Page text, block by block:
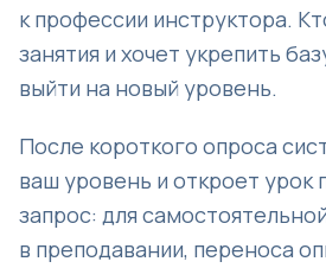
к профессии инструктора.
занятия и хочет укрепить
выйти на новый уровень.
После короткого опроса
ваш уровень и откроет урок
запрос: для
в преподавании, переноса